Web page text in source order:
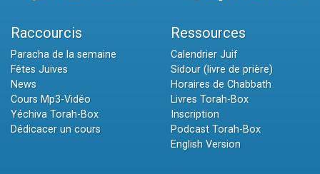
Raccourcis
Paracha de la semaine
Fêtes Juives
News
Cours Mp3-Vidéo
Yéchiva Torah-Box
Dédicacer un cours
Ressources
Calendrier Juif
Sidour (livre de prière)
Horaires de Chabbath
Livres Torah-Box
Inscription
Podcast Torah-Box
English Version